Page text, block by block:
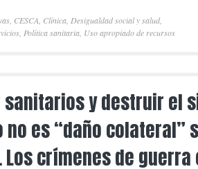
CESCA Clínica Desigualdad social y salud
Política sanitaria Uso apropiado de recursos
sanitarios y destruir el
es “daño colateral”
crímenes de